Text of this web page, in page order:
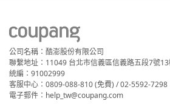
公司名稱：酷澎股份有限公司
聯繫地址：11049 台北市信義區信義路五段7號13
統編：91002999
客服中心：0809-088-810 (免費) / 02-5592-7298
電子郵件：help_tw@coupang.com